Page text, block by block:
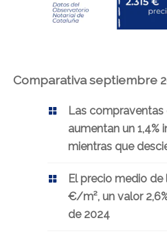
Comparativa septiembre
Las compraventas
aumentan un 1,4%
mientras que
El precio medio de
€/m², un valor
de 2024